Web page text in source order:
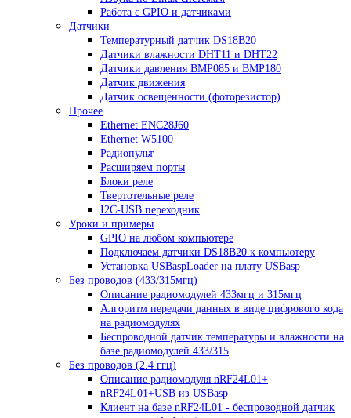
Работа с GPIO и датчиками
Датчики
Температурный датчик DS18B20
Датчики влажности DHT11 и DHT22
Датчики давления BMP085 и BMP180
Датчик движения
Датчик освещенности (фоторезистор)
Прочее
Ethernet ENC28J60
Ethernet W5100
Радиопульт
Расширяем порты
Блоки реле
Твертотельные реле
I2C-USB переходник
Уроки и примеры
GPIO на любом компьютере
Подключаем датчики DS18B20 к компьютеру
Установка USBaspLoader на плату USBasp
Без проводов (433/315мгц)
Описание радиомодулей 433мгц и 315мгц
Алгоритм передачи данных в виде цифрового кода
на радиомодулях
Беспроводной датчик температуры и влажности на
базе радиомодулей 433/315
Без проводов (2.4 ггц)
Описание радиомодуля nRF24L01+
nRF24L01+USB из USBasp
Клиент на базе nRF24L01 - беспроводной датчик